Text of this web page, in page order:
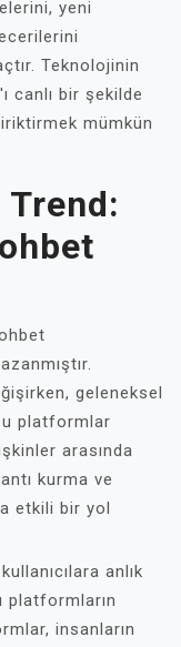
yeni
Teknolojinin
canlı bir şekilde
mümkün
Trend:
geleneksel
platformlar
arasında
kurma ve
etkili bir yol
anlık
platformların
insanların